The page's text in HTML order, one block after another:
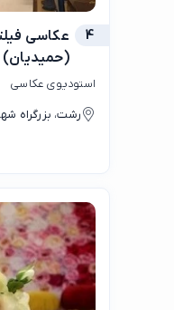
4
عکاسی
(حمیدیان)
استودیوی عکاسی
رشت، بزرگراه